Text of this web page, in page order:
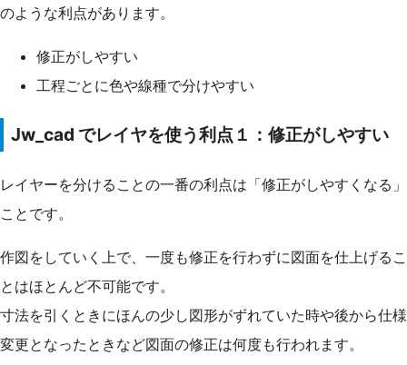
のような利点があります。
修正がしやすい
工程ごとに色や線種で分けやすい
Jw_cad でレイヤを使う利点１：修正がしやすい
レイヤーを分けることの一番の利点は「修正がしやすくなる」
ことです。
作図をしていく上で、一度も修正を行わずに図面を仕上げるこ
とはほとんど不可能です。
寸法を引くときにほんの少し図形がずれていた時や後から仕様
変更となったときなど図面の修正は何度も行われます。